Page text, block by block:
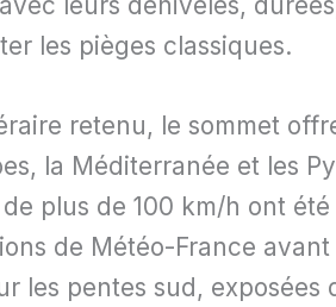
les pièges classiques.
retenu, le sommet
la Méditerranée et les
plus de 100 km/h ont
de Météo-France
les pentes sud, exposées